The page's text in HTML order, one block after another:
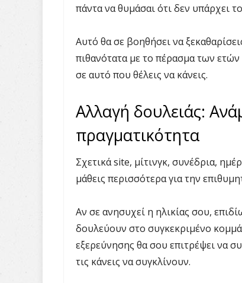
πάντα να θυμάσαι ότι δεν υπάρχει
Αυτό θα σε βοηθήσει να
πιθανότατα με το πέρασμα των ετών
σε αυτό που θέλεις να κάνεις.
Αλλαγή δουλειάς:
πραγματικότητα
Σχετικά site, μίτινγκ, συνέδρια,
μάθεις περισσότερα για την
Αν σε ανησυχεί η ηλικίας σου,
δουλεύουν στο συγκεκριμένο
εξερεύνησης θα σου επιτρέψει να
τις κάνεις να συγκλίνουν.